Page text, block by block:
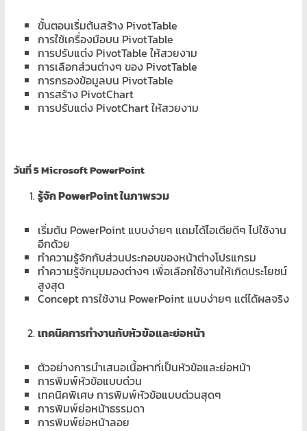
ขั้นตอนเริ่มต้นสร้าง PivotTable
การใช้เครื่องมือบน PivotTable
การปรับแต่ง PivotTable ให้สวยงาม
การเลือกส่วนต่างๆ ของ PivotTable
การกรองข้อมูลบน PivotTable
การสร้าง PivotChart
การปรับแต่ง PivotChart ให้สวยงาม
วันที่5 Microsoft PowerPoint
รู้จัก PowerPoint ในภาพรวม
เริ่มต้น PowerPoint แบบง่ายๆ แถมได้ไอเดียดีๆ ไปใช้งาน
อีกด้วย
ทำความรู้จักกับส่วนประกอบของหน้าต่างโปรแกรม
ทำความรู้จักมุมมองต่างๆ เพื่อเลือกใช้งานให้เกิดประโยชน์
สูงสุด
Concept การใช้งาน PowerPoint แบบง่ายๆ แต่ได้ผลจริง
เทคนิคการทำงานกับหัวข้อและย่อหน้า
ตัวอย่างการนำเสนอเนื้อหาที่เป็นหัวข้อและย่อหน้า
การพิมพ์หัวข้อแบบด่วน
เทคนิคพิเศษ การพิมพ์หัวข้อแบบด่วนสุดๆ
การพิมพ์ย่อหน้าธรรมดา
การพิมพ์ย่อหน้าลอย